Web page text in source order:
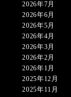
2026年7月
2026年6月
2026年5月
2026年4月
2026年3月
2026年2月
2026年1月
2025年12月
2025年11月